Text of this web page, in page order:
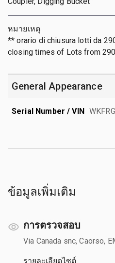
หมายเหตุ
** orario di chiusura lotti da
closing times of Lots from
General Appearance
Serial Number / VIN
ข้อมูลเพิ่มเติม
การตรวจสอบ
Via Canada snc, Caorso,
รายละเอียดไซต์